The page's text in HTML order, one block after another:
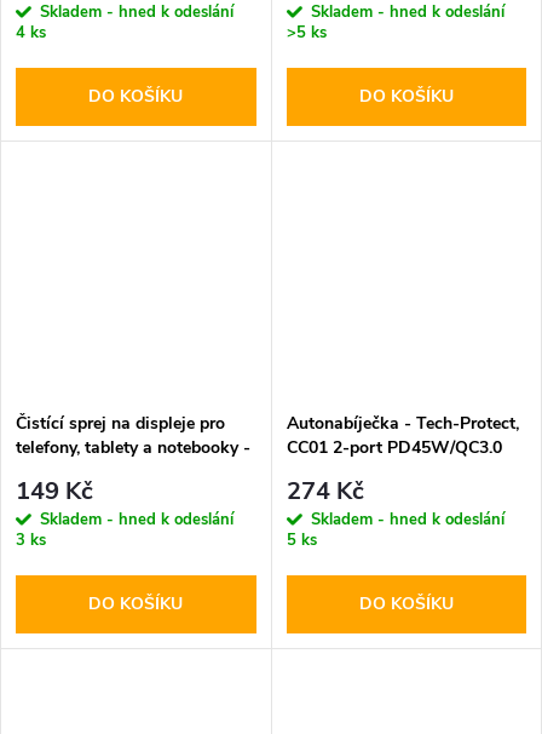
Skladem - hned k odeslání
4 ks
DO KOŠÍKU
Skladem - hned k odeslání
>5 ks
DO KOŠÍKU
Čistící sprej na displeje pro
telefony, tablety a notebooky -
200ml
149 Kč
Skladem - hned k odeslání
3 ks
DO KOŠÍKU
Autonabíječka - Tech-Protect,
CC01 2-port PD45W/QC3.0
274 Kč
Skladem - hned k odeslání
5 ks
DO KOŠÍKU